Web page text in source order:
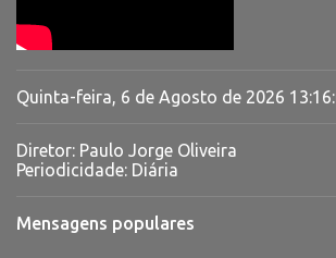
Quinta-feira, 6 de Agosto de 2026
Diretor: Paulo Jorge Oliveira
Periodicidade: Diária
Mensagens populares